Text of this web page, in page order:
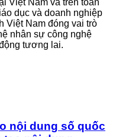
dục và doanh nghiệp
Việt Nam đóng vai trò
nhân sự công nghệ
tương lai.
nội dung số quốc